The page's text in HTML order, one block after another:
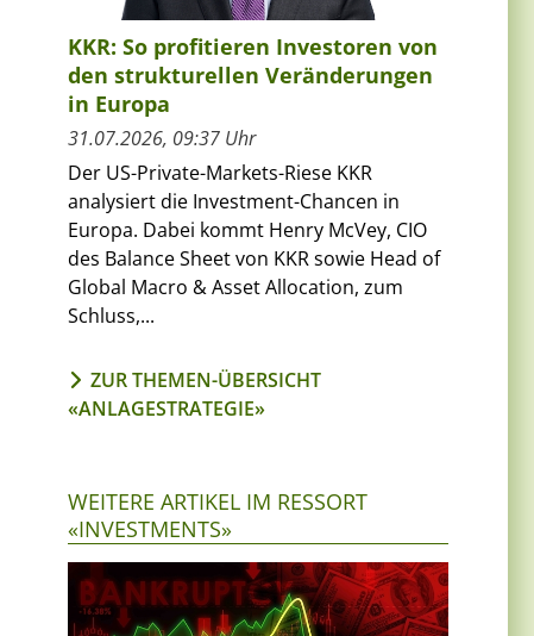
KKR: So profitieren Investoren von
den strukturellen Veränderungen
in Europa
31.07.2026, 09:37 Uhr
Der US-Private-Markets-Riese KKR
analysiert die Investment-Chancen in
Europa. Dabei kommt Henry McVey, CIO
des Balance Sheet von KKR sowie Head of
Global Macro & Asset Allocation, zum
Schluss,...
ZUR THEMEN-ÜBERSICHT
«ANLAGESTRATEGIE»
WEITERE ARTIKEL IM RESSORT
«INVESTMENTS»